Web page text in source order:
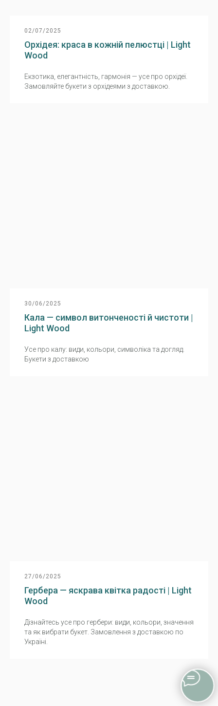
02/07/2025
Орхідея: краса в кожній пелюстці | Light
Wood
Екзотика, елегантність, гармонія — усе про орхідеї.
Замовляйте букети з орхідеями з доставкою.
30/06/2025
Кала — символ витонченості й чистоти |
Light Wood
Усе про калу: види, кольори, символіка та догляд.
Букети з доставкою
27/06/2025
Гербера — яскрава квітка радості | Light
Wood
Дізнайтесь усе про гербери: види, кольори, значення
та як вибрати букет. Замовлення з доставкою по
Україні.